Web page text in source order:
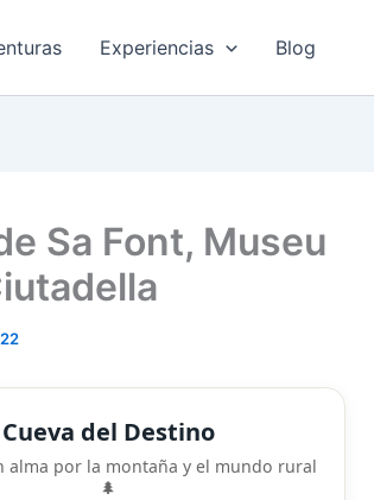
Experiencias Blog
Sa Font, Museu
Cueva del Destino
alma por la montaña y el mundo rural
🌲